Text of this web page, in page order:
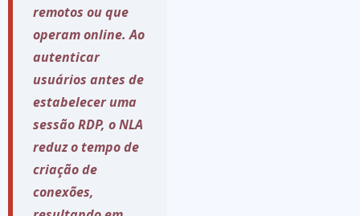
remotos ou que
operam online. Ao
autenticar
usuários antes de
estabelecer uma
sessão RDP, o NLA
reduz o tempo de
criação de
conexões,